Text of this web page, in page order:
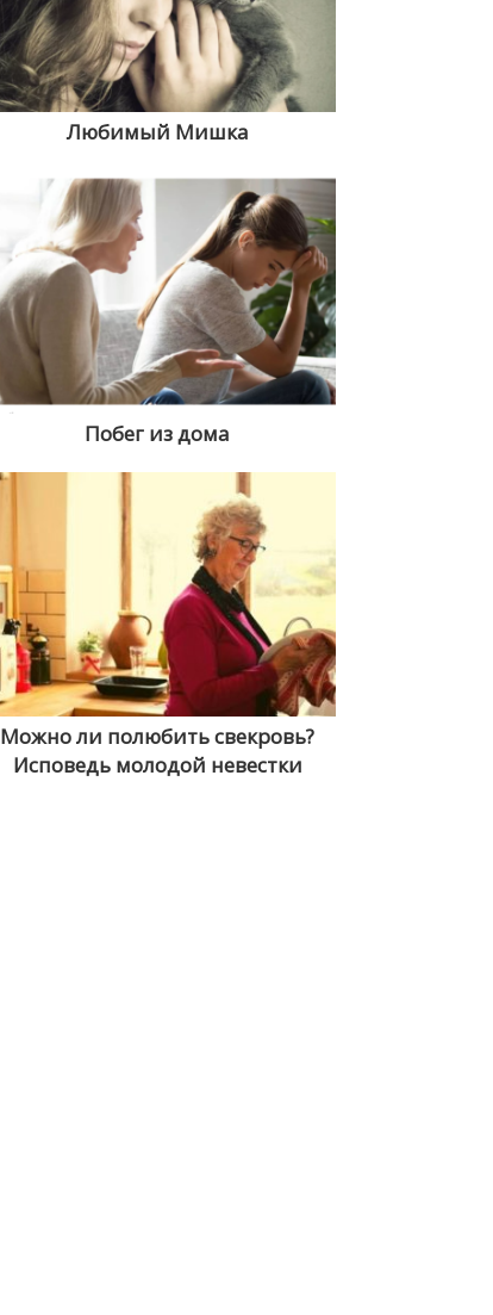
Любимый Мишка
Побег из дома
Можно ли полюбить свекровь?
Исповедь молодой невестки